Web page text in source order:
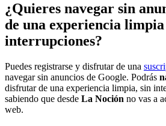
¿Quieres navegar sin
de una experiencia
interrupciones?
Puedes registrarse y disfrutar de una
navegar sin anuncios de Google. Podrás
disfrutar de una experiencia limpia, sin
sabiendo que desde La Noción no vas a
web.